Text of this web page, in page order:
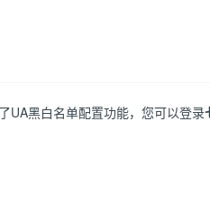
UA黑白名单配置功能，您可以登录